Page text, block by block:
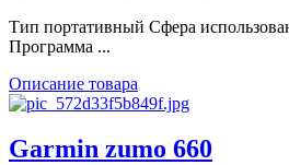
Тип портативный Сфера
Программа ...
Описание товара
Garmin zumo 660